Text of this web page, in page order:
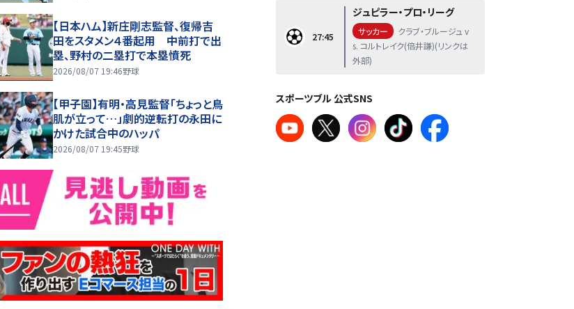
【日本ハム】新庄剛志監督、復帰吉
田をスタメン４番起用 中前打で出
塁、野村の二塁打で本塁憤死
2026/08/07 19:46野球
【甲子園】有明・高見監督「ちょっと鳥
肌が立って…」劇的逆転打の永田に
かけた試合中のハッパ
2026/08/07 19:45野球
27:45
ジュピラー・プロ・リーグ
サッカー
クラブ・ブルージュ v
s. コルトレイク(倍井謙)(リンクは
外部)
スポーツブル 公式SNS